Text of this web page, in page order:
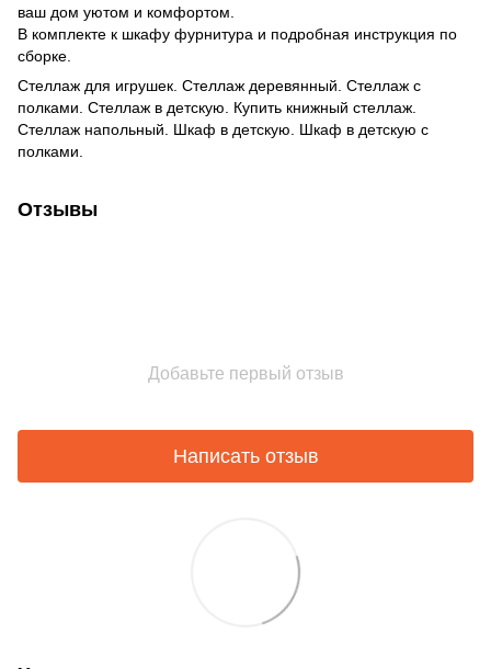
ваш дом уютом и комфортом.
В комплекте к шкафу фурнитура и подробная инструкция по
сборке.
Стеллаж для игрушек. Стеллаж деревянный. Стеллаж с
полками. Стеллаж в детскую. Купить книжный стеллаж.
Стеллаж напольный. Шкаф в детскую. Шкаф в детскую с
полками.
Отзывы
Добавьте первый отзыв
Написать отзыв